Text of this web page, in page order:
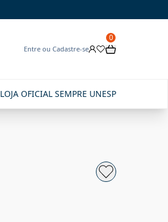
Entre ou Cadastre-se
0
LOJA OFICIAL SEMPRE UNESP